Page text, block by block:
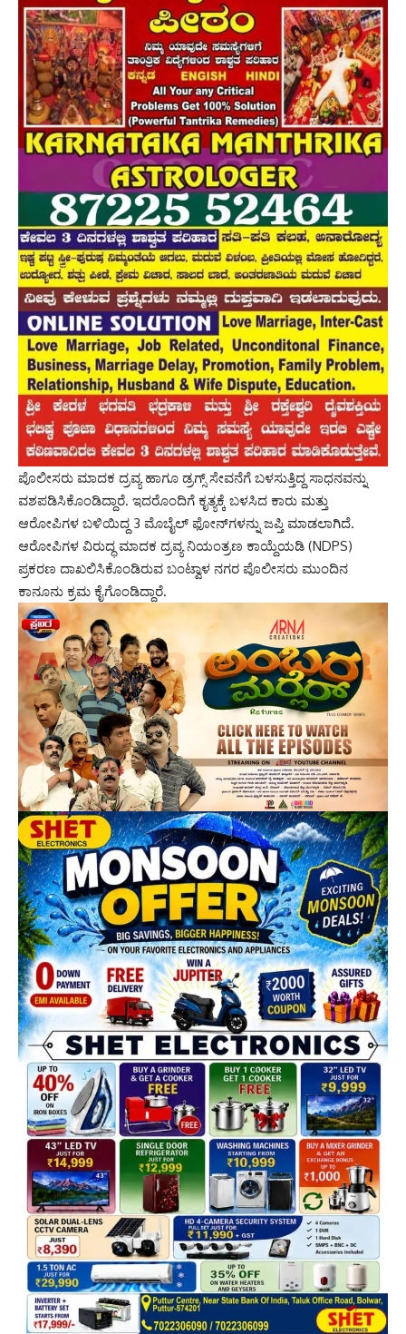
ಪೊಲೀಸರು ಮಾದಕ ದ್ರವ್ಯ ಹಾಗೂ ಡ್ರಗ್ಸ್ ಸೇವನೆಗೆ ಬಳಸುತ್ತಿದ್ದ ಸಾಧನವನ್ನು
ವಶಪಡಿಸಿಕೊಂಡಿದ್ದಾರೆ. ಇದರೊಂದಿಗೆ ಕೃತ್ಯಕ್ಕೆ ಬಳಸಿದ ಕಾರು ಮತ್ತು
ಆರೋಪಿಗಳ ಬಳಿಯಿದ್ದ 3 ಮೊಬೈಲ್ ಫೋನ್‌ಗಳನ್ನು ಜಪ್ತಿ ಮಾಡಲಾಗಿದೆ.
ಆರೋಪಿಗಳ ವಿರುದ್ಧ ಮಾದಕ ದ್ರವ್ಯ ನಿಯಂತ್ರಣ ಕಾಯ್ದೆಯಡಿ (NDPS)
ಪ್ರಕರಣ ದಾಖಲಿಸಿಕೊಂಡಿರುವ ಬಂಟ್ವಾಳ ನಗರ ಪೊಲೀಸರು ಮುಂದಿನ
ಕಾನೂನು ಕ್ರಮ ಕೈಗೊಂಡಿದ್ದಾರೆ.